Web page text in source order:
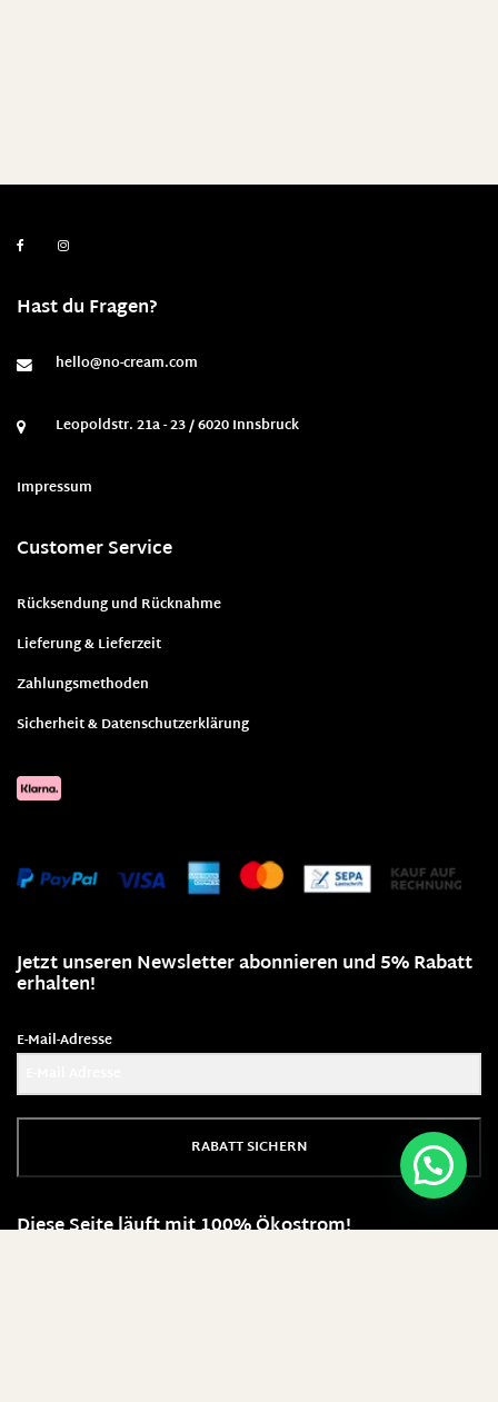
Hast du Fragen?
hello@no-cream.com
Leopoldstr. 21a - 23 / 6020 Innsbruck
Impressum
Customer Service
Rücksendung und Rücknahme
Lieferung & Lieferzeit
Zahlungsmethoden
Sicherheit & Datenschutzerklärung
Jetzt unseren Newsletter abonnieren und 5% Rabatt
erhalten!
E-Mail-Adresse
RABATT SICHERN
Diese Seite läuft mit 100% Ökostrom!